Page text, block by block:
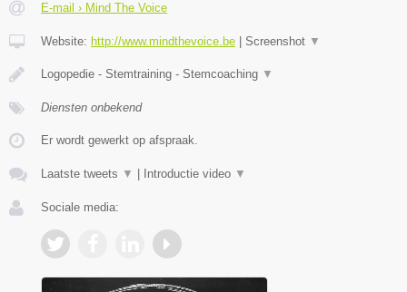
E-mail › Mind The Voice
Website: http://www.mindthevoice.be Screenshot ▼
Logopedie - Stemtraining - Stemcoaching ▼
Diensten onbekend
Er wordt gewerkt op afspraak.
Laatste tweets ▼ Introductie video ▼
Sociale media: